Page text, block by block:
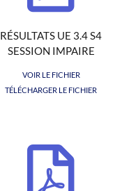
RÉSULTATS UE 3.4 S4
SESSION IMPAIRE
VOIR LE FICHIER
TÉLÉCHARGER LE FICHIER